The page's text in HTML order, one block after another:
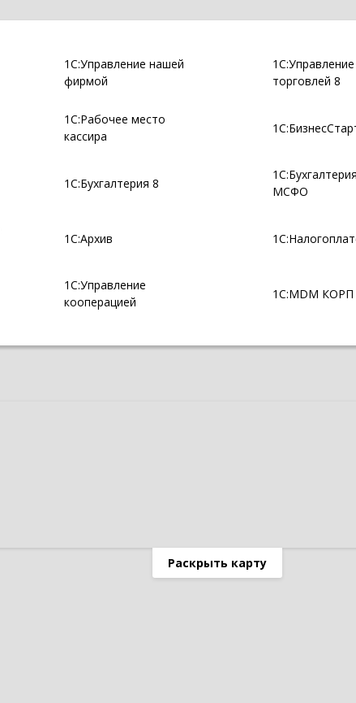
1С:Управление нашей
фирмой
1С:Управление
торговлей 8
1С:Рабочее место
кассира
1С:Бухгалтерия 8
МСФО
1С:Архив
1С:Управление
кооперацией
1С:MDM КОРП
Раскрыть карту